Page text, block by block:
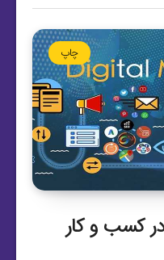
چاپ
در کسب و کار